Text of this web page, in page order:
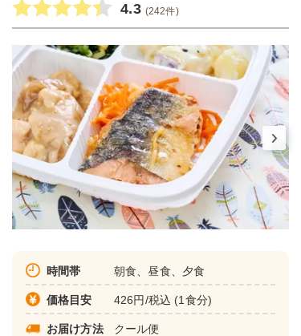
4.3 (242件)
時間帯 朝食、昼食、夕食
価格目安 426円/税込 (1食分)
お届け方法 クール便